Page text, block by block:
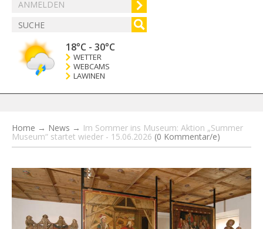
ANMELDEN
18°C - 30°C
WETTER
WEBCAMS
LAWINEN
Home → News → Im Sommer ins Museum: Aktion „Summer
Museum“ startet wieder - 15.06.2026 (0 Kommentar/e)